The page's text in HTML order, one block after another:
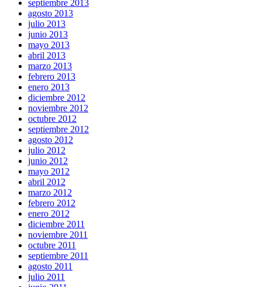
septiembre 2013
agosto 2013
julio 2013
junio 2013
mayo 2013
abril 2013
marzo 2013
febrero 2013
enero 2013
diciembre 2012
noviembre 2012
octubre 2012
septiembre 2012
agosto 2012
julio 2012
junio 2012
mayo 2012
abril 2012
marzo 2012
febrero 2012
enero 2012
diciembre 2011
noviembre 2011
octubre 2011
septiembre 2011
agosto 2011
julio 2011